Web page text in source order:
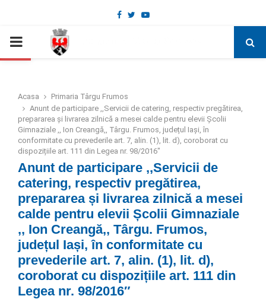
Deschide bara de unelte
Facebook
TwitterYoutube
PRIMARY
Acasa
Primaria Târgu Frumos
Anunt de participare ,,Servicii de catering, respectiv pregătirea,
prepararea și livrarea zilnică a mesei calde pentru elevii Școlii
Gimnaziale ,, Ion Creangă,, Târgu. Frumos, județul Iași, în
conformitate cu prevederile art. 7, alin. (1), lit. d), coroborat cu
dispozițiile art. 111 din Legea nr. 98/2016″
Anunt de participare ,,Servicii de
catering, respectiv pregătirea,
prepararea și livrarea zilnică a mesei
calde pentru elevii Școlii Gimnaziale
,, Ion Creangă,, Târgu. Frumos,
județul Iași, în conformitate cu
prevederile art. 7, alin. (1), lit. d),
coroborat cu dispozițiile art. 111 din
Legea nr. 98/2016″